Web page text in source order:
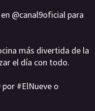
@canal9oficial para
más divertida de la
el día con todo.
#ElNueve o